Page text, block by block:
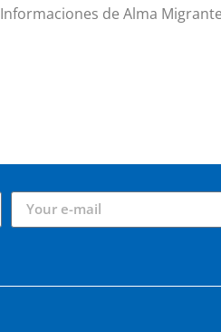
Informaciones de Alma